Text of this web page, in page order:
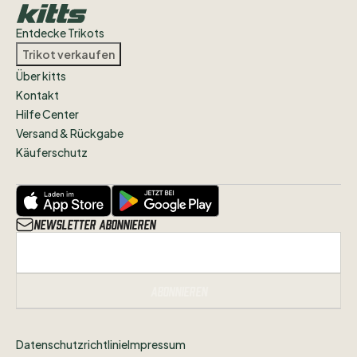
Entdecke Trikots
Trikot verkaufen
Über kitts
Kontakt
Hilfe Center
Versand & Rückgabe
Käuferschutz
Newsletter abonnieren
DatenschutzrichtlinieImpressum